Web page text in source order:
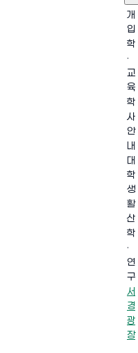
개
입
학
·
교
육
학
사
안
내
대
학
생
활
산
학
·
연
구
서
경
광
장